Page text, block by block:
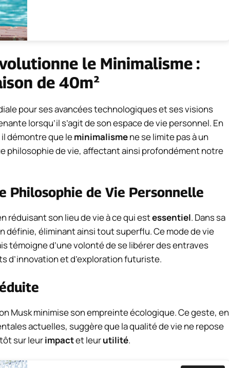
le Minimalisme :
de 40m²
pour ses avancées technologiques et ses visions
lorsqu’il s’agit de son espace de vie personnel. En
démontre que leminimalismene se limite pas à un
philosophie de vie, affectant ainsi profondément notre
Philosophie de Vie Personnelle
réduisant son lieu de vie à ce qui estessentiel. Dans sa
définie, éliminant ainsi tout superflu. Ce mode de vie
témoigne d’une volonté de se libérer des entraves
d’innovation et d’exploration futuriste.
Musk minimise son empreinte écologique. Ce geste, en
actuelles, suggère que la qualité de vie ne repose
sur leurimpactet leurutilité.